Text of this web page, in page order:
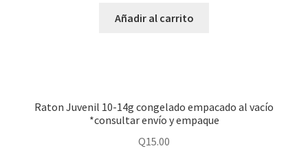
Añadir al carrito
Raton Juvenil 10-14g congelado empacado al vacío
*consultar envío y empaque
Q15.00